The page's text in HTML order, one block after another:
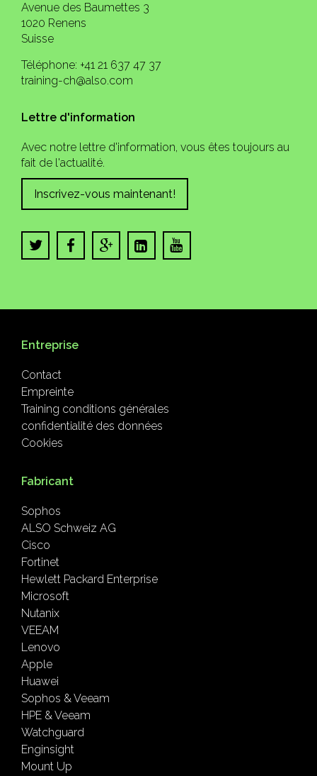
Avenue des Baumettes 3
1020 Renens
Suisse
Téléphone: +41 21 637 47 37
training-ch@also.com
Lettre d'information
Avec notre lettre d'information, vous êtes toujours au
fait de l'actualité.
Inscrivez-vous maintenant!
Entreprise
Contact
Empreinte
Training conditions générales
confidentialité des données
Cookies
Fabricant
Sophos
ALSO Schweiz AG
Cisco
Fortinet
Hewlett Packard Enterprise
Microsoft
Nutanix
VEEAM
Lenovo
Apple
Huawei
Sophos & Veeam
HPE & Veeam
Watchguard
Enginsight
Mount Up